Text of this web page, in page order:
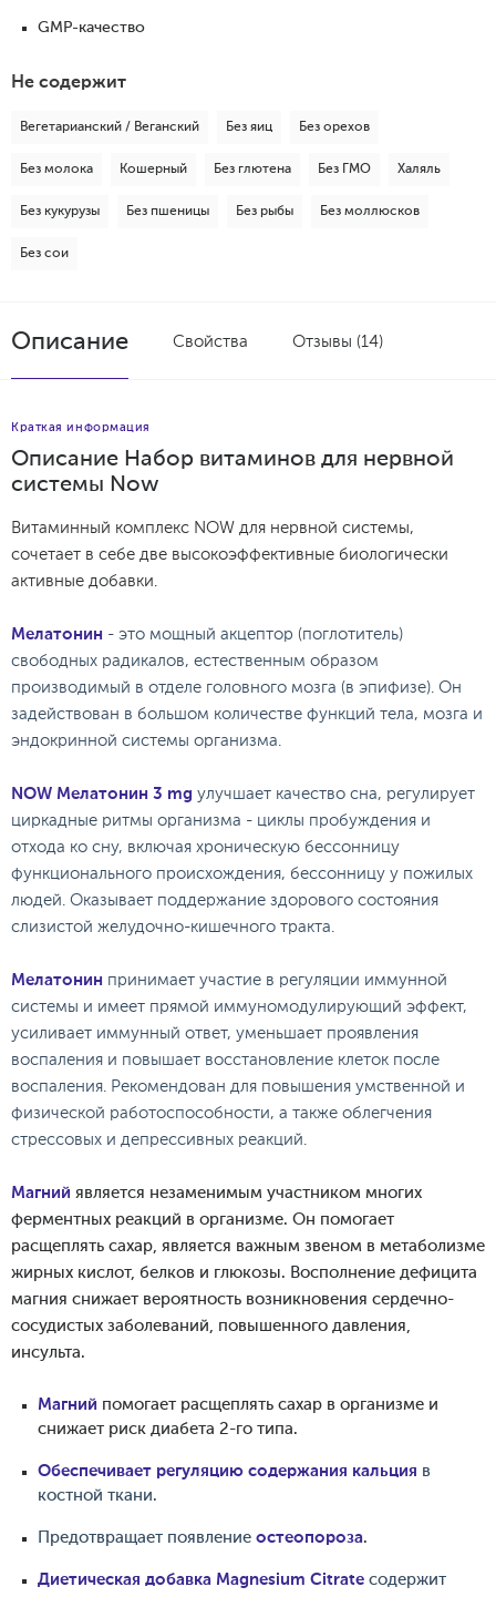
GMP-качество
Не содержит
Вегетарианский / Веганский Без яиц Без орехов
Без молока Кошерный Без глютена Без ГМО Халяль
Без кукурузы Без пшеницы Без рыбы Без моллюсков
Без сои
Описание Свойства Отзывы (14)
Краткая информация
Описание Набор витаминов для нервной
системы Now
Витаминный комплекс NOW для нервной системы,
сочетает в себе две высокоэффективные биологически
активные добавки.
Мелатонин - это мощный акцептор (поглотитель)
свободных радикалов, естественным образом
производимый в отделе головного мозга (в эпифизе). Он
задействован в большом количестве функций тела, мозга и
эндокринной системы организма.
NOW Мелатонин 3 mg улучшает качество сна, регулирует
циркадные ритмы организма - циклы пробуждения и
отхода ко сну, включая хроническую бессонницу
функционального происхождения, бессонницу у пожилых
людей. Оказывает поддержание здорового состояния
слизистой желудочно-кишечного тракта.
Мелатонин принимает участие в регуляции иммунной
системы и имеет прямой иммуномодулирующий эффект,
усиливает иммунный ответ, уменьшает проявления
воспаления и повышает восстановление клеток после
воспаления. Рекомендован для повышения умственной и
физической работоспособности, а также облегчения
стрессовых и депрессивных реакций.
Магний является незаменимым участником многих
ферментных реакций в организме. Он помогает
расщеплять сахар, является важным звеном в метаболизме
жирных кислот, белков и глюкозы. Восполнение дефицита
магния снижает вероятность возникновения сердечно-
сосудистых заболеваний, повышенного давления,
инсульта.
Магний помогает расщеплять сахар в организме и
снижает риск диабета 2-го типа.
Обеспечивает регуляцию содержания кальция в
костной ткани.
Предотвращает появление остеопороза.
Диетическая добавка Magnesium Citrate содержит